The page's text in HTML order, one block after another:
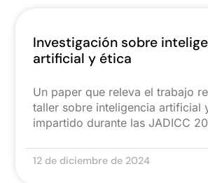
Investigación sobre
artificial y ética
Un paper que releva el trabajo
taller sobre inteligencia artificial
impartido durante las JADICC
12 de diciembre de 2024